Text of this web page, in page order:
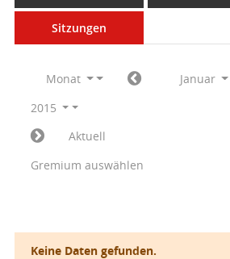
Sitzungen
Monat
Januar
2015
Aktuell
Gremium auswählen
Keine Daten gefunden.